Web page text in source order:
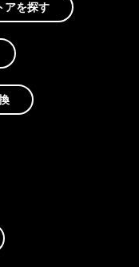
アを探す